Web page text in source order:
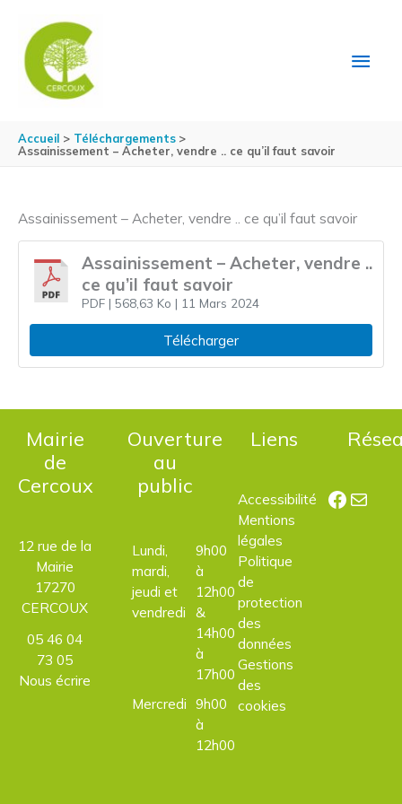
Accueil
Téléchargements
Assainissement – Acheter, vendre .. ce qu’il faut savoir
Assainissement – Acheter, vendre .. ce qu’il faut savoir
Assainissement – Acheter, vendre ..
ce qu’il faut savoir
PDF| 568,63 Ko | 11 Mars 2024
Télécharger
Mairie
de
Cercoux
12 rue de la
Mairie
17270
CERCOUX
05 46 04
73 05
Nous écrire
Ouverture
au
public
Lundi,
mardi,
jeudi et
vendredi
9h00
à
12h00
&
14h00
à
17h00
Mercredi 9h00
à
12h00
Liens
Accessibilité
Mentions
légales
Politique
de
protection
des
données
Gestions
des
cookies
E-mail